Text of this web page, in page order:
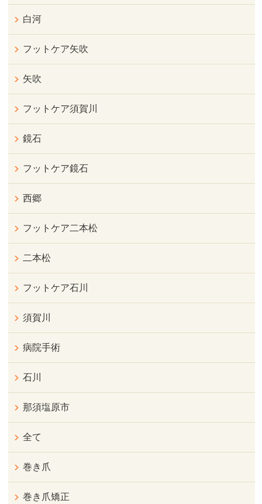
白河
フットケア矢吹
矢吹
フットケア須賀川
鏡石
フットケア鏡石
西郷
フットケア二本松
二本松
フットケア石川
須賀川
病院手術
石川
那須塩原市
全て
巻き爪
巻き爪矯正